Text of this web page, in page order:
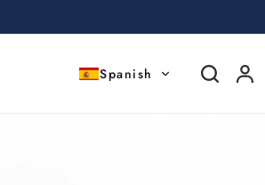
Spanish